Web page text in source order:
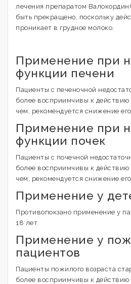
лечения препаратом
быть прекращено, поскольку
проникает в грудное молоко.
Применение при
функции печени
Пациенты с печеночной
более восприимчивы к действию
чем, рекомендуется снижение его
Применение при
функции почек
Пациенты с почечной
более восприимчивы к действию
чем, рекомендуется снижение его
Применение у
Противопокзано применение у
18 лет.
Применение у
пациентов
Пациенты пожилого возраста
более восприимчивы к действию